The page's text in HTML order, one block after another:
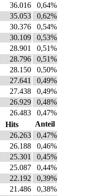
36.016
0,64%
35.053
0,62%
30.376
0,54%
30.109
0,53%
28.901
0,51%
28.796
0,51%
28.150
0,50%
27.641
0,49%
27.438
0,49%
26.929
0,48%
26.483
0,47%
Hits
Anteil
26.263
0,47%
26.188
0,46%
25.301
0,45%
25.087
0,44%
22.192
0,39%
21.486
0,38%